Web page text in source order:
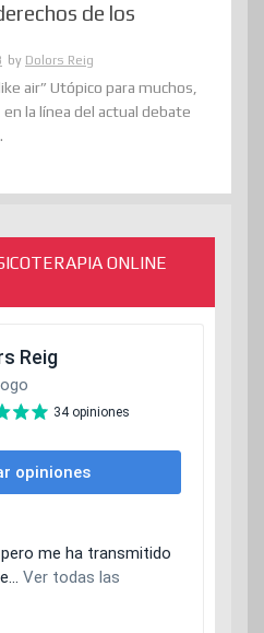
de los
by Dolors Reig
air” Utópico para muchos,
la línea del actual debate
ONLINE